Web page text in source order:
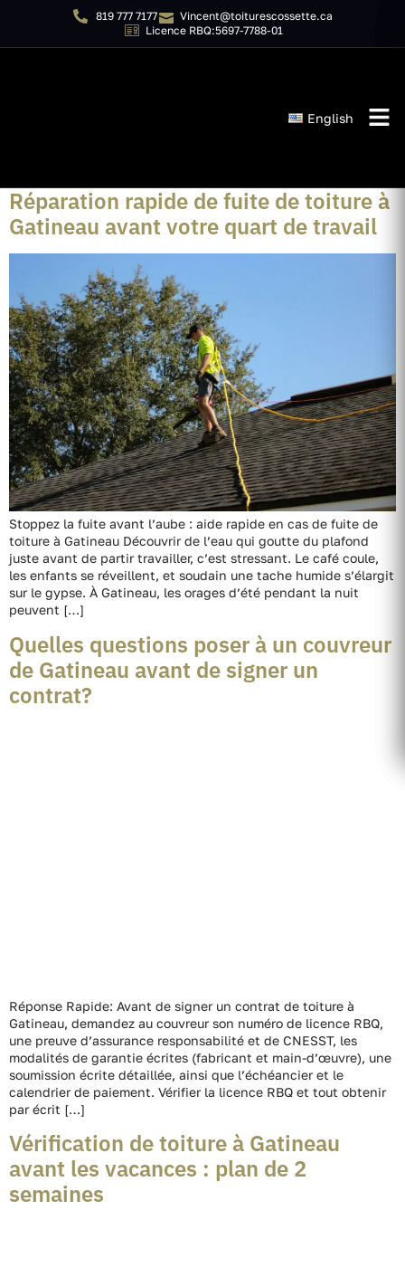
819 777 7177
Vincent@toiturescossette.ca
Licence RBQ:5697-7788-01
English
Réparation rapide de fuite de toiture à
Gatineau avant votre quart de travail
Stoppez la fuite avant l’aube : aide rapide en cas de fuite de
toiture à Gatineau Découvrir de l’eau qui goutte du plafond
juste avant de partir travailler, c’est stressant. Le café coule,
les enfants se réveillent, et soudain une tache humide s’élargit
sur le gypse. À Gatineau, les orages d’été pendant la nuit
peuvent […]
Quelles questions poser à un couvreur
de Gatineau avant de signer un
contrat?
Réponse Rapide: Avant de signer un contrat de toiture à
Gatineau, demandez au couvreur son numéro de licence RBQ,
une preuve d’assurance responsabilité et de CNESST, les
modalités de garantie écrites (fabricant et main-d’œuvre), une
soumission écrite détaillée, ainsi que l’échéancier et le
calendrier de paiement. Vérifier la licence RBQ et tout obtenir
par écrit […]
Vérification de toiture à Gatineau
avant les vacances : plan de 2
semaines